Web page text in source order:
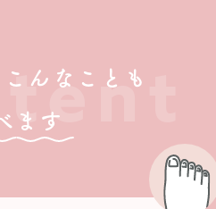
んなことも
ます